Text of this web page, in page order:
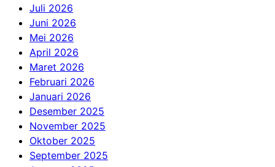
Juli 2026
Juni 2026
Mei 2026
April 2026
Maret 2026
Februari 2026
Januari 2026
Desember 2025
November 2025
Oktober 2025
September 2025